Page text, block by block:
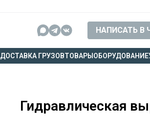
НАПИСАТЬ В
ДОСТАВКА ГРУЗОВТОВАРЫ ОБОРУДОВАНИЕ
Гидравлическая